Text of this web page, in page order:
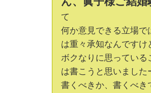
て
何か意見できる立場で
は重々承知なんですけ
ボクなりに思っている
は書こうと思いました
書くべきか、書くべき